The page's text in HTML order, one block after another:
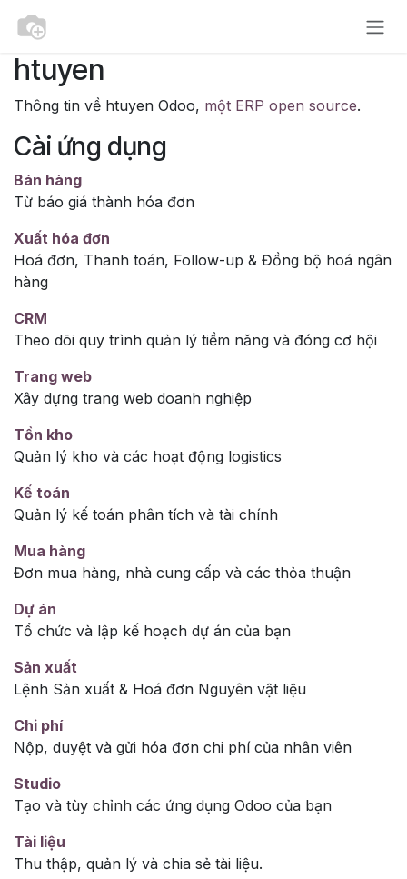
htuyen
Thông tin về htuyen Odoo, một ERP open source.
Cài ứng dụng
Bán hàng
Từ báo giá thành hóa đơn
Xuất hóa đơn
Hoá đơn, Thanh toán, Follow-up & Đồng bộ hoá ngân
hàng
CRM
Theo dõi quy trình quản lý tiềm năng và đóng cơ hội
Trang web
Xây dựng trang web doanh nghiệp
Tồn kho
Quản lý kho và các hoạt động logistics
Kế toán
Quản lý kế toán phân tích và tài chính
Mua hàng
Đơn mua hàng, nhà cung cấp và các thỏa thuận
Dự án
Tổ chức và lập kế hoạch dự án của bạn
Sản xuất
Lệnh Sản xuất & Hoá đơn Nguyên vật liệu
Chi phí
Nộp, duyệt và gửi hóa đơn chi phí của nhân viên
Studio
Tạo và tùy chỉnh các ứng dụng Odoo của bạn
Tài liệu
Thu thập, quản lý và chia sẻ tài liệu.